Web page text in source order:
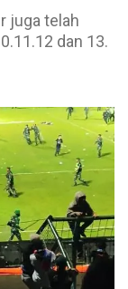
juga telah
dan 13.